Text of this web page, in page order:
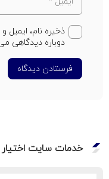
خدمات سایت اختیار
ذخیره نام، ایمیل
دوباره دیدگاهی
فرستادن دیدگاه